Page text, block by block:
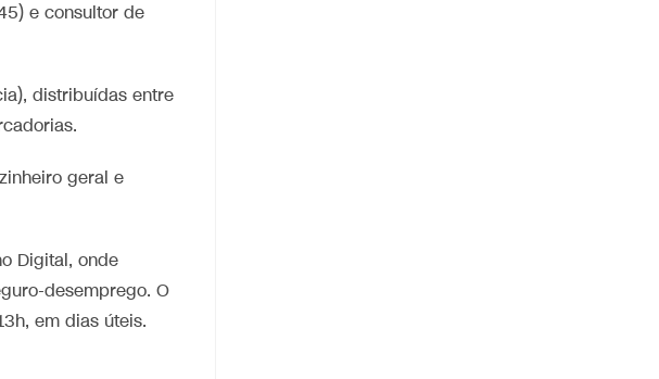
e consultor de
distribuídas entre
geral e
Digital, onde
desemprego. O
em dias úteis.